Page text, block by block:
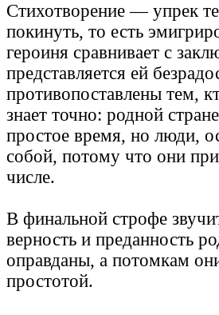
Стихотворение — упрек
покинуть, то есть
героиня сравнивает с
представляется ей
противопоставлены тем,
знает точно: родной
простое время, но люди,
собой, потому что они
числе.
В финальной строфе
верность и преданность
оправданы, а потомкам
простотой.